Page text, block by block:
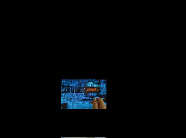
5 Virus
Pertama Dunia